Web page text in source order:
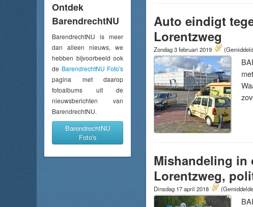
Ontdek
BarendrechtNU
BarendrechtNU is meer
dan alleen nieuws, we
hebben bijvoorbeeld ook
de BarendrechtNU Foto's
pagina met daarop
fotoalbums uit de
nieuwsberichten van
BarendrechtNU.
BarendrechtNU
Foto's
Auto eindigt
Lorentzweg
Zondag 3 februari 2019
Mishandeling in
Lorentzweg,
Dinsdag 17 april 2018